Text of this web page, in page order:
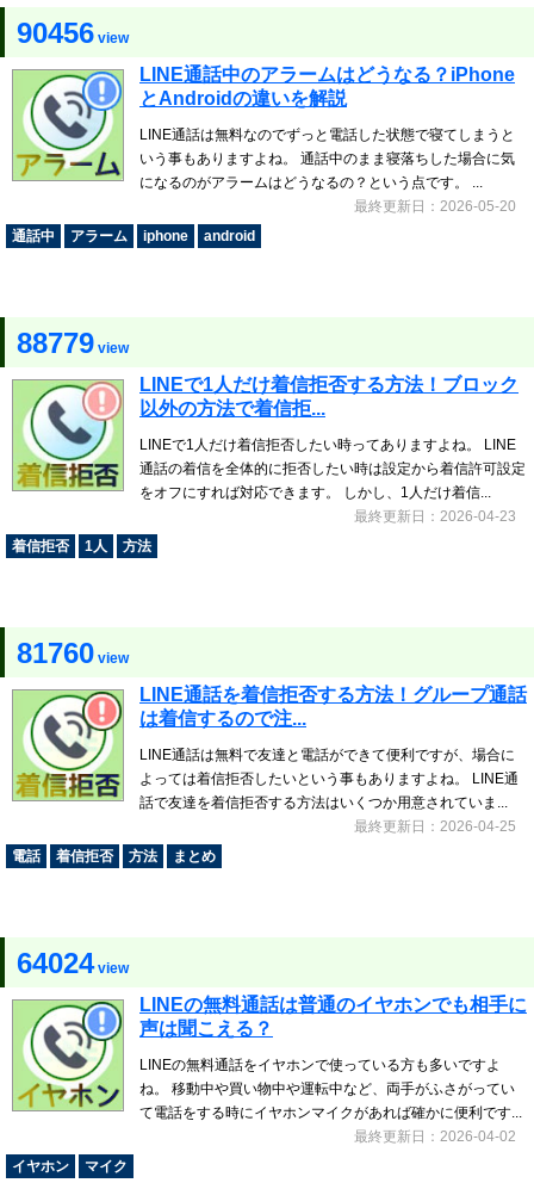
90456 view
LINE通話中のアラームはどうなる？iPhone
とAndroidの違いを解説
LINE通話は無料なのでずっと電話した状態で寝てしまうと
いう事もありますよね。 通話中のまま寝落ちした場合に気
になるのがアラームはどうなるの？という点です。 ...
最終更新日：2026-05-20
通話中
アラーム iphone android
88779 view
LINEで1人だけ着信拒否する方法！ブロック
以外の方法で着信拒...
LINEで1人だけ着信拒否したい時ってありますよね。 LINE
通話の着信を全体的に拒否したい時は設定から着信許可設定
をオフにすれば対応できます。 しかし、1人だけ着信...
最終更新日：2026-04-23
着信拒否
1人 方法
81760 view
LINE通話を着信拒否する方法！グループ通話
は着信するので注...
LINE通話は無料で友達と電話ができて便利ですが、場合に
よっては着信拒否したいという事もありますよね。 LINE通
話で友達を着信拒否する方法はいくつか用意されていま...
最終更新日：2026-04-25
電話
着信拒否 方法 まとめ
64024view
LINEの無料通話は普通のイヤホンでも相手に
声は聞こえる？
LINEの無料通話をイヤホンで使っている方も多いですよ
ね。 移動中や買い物中や運転中など、両手がふさがってい
て電話をする時にイヤホンマイクがあれば確かに便利です...
最終更新日：2026-04-02
イヤホン
マイク